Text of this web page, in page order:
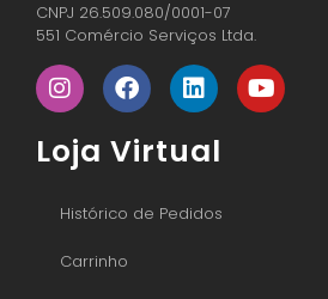
CNPJ 26.509.080/0001-07
551 Comércio Serviços Ltda.
Loja Virtual
Histórico de Pedidos
Carrinho